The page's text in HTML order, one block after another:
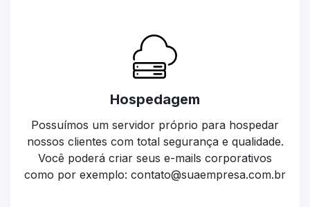
Hospedagem
Possuímos um servidor próprio para hospedar
nossos clientes com total segurança e qualidade.
Você poderá criar seus e-mails corporativos
como por exemplo: contato@suaempresa.com.br